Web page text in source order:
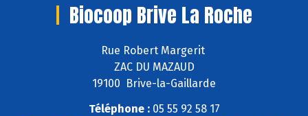
Biocoop Brive La Roche
Rue Robert Margerit
ZAC DU MAZAUD
19100 Brive-la-Gaillarde
Téléphone :05 55 92 58 17